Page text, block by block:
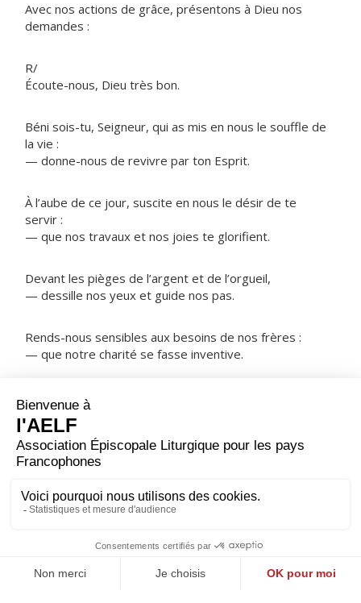
Avec nos actions de grâce, présentons à Dieu nos
demandes :
R/
Écoute-nous, Dieu très bon.
Béni sois-tu, Seigneur, qui as mis en nous le souffle de
la vie :
— donne-nous de revivre par ton Esprit.
À l’aube de ce jour, suscite en nous le désir de te
servir :
— que nos travaux et nos joies te glorifient.
Devant les pièges de l’argent et de l’orgueil,
— dessille nos yeux et guide nos pas.
Rends-nous sensibles aux besoins de nos frères :
— que notre charité se fasse inventive.
NOTRE PÈRE
ORAISON
Dieu qui as suscité saint Jean Bosco pour donner à la
amour qui nous fera chercher le salut de nos frères en
ne servant que toi seul.